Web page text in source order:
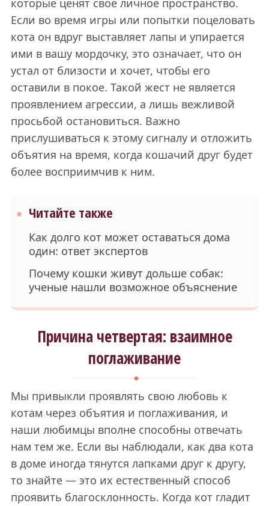
которые ценят свое личное пространство.
Если во время игры или попытки поцеловать
кота он вдруг выставляет лапы и упирается
ими в вашу мордочку, это означает, что он
устал от близости и хочет, чтобы его
оставили в покое. Такой жест не является
проявлением агрессии, а лишь вежливой
просьбой остановиться. Важно
прислушиваться к этому сигналу и отложить
объятия на время, когда кошачий друг будет
более восприимчив к ним.
Читайте также
Как долго кот может оставаться дома
один: ответ экспертов
Почему кошки живут дольше собак:
ученые нашли возможное объяснение
Причина четвертая: взаимное
поглаживание
Мы привыкли проявлять свою любовь к
котам через объятия и поглаживания, и
наши любимцы вполне способны отвечать
нам тем же. Если вы наблюдали, как два кота
в доме иногда тянутся лапками друг к другу,
то знайте — это их естественный способ
проявить благосклонность. Когда кот гладит